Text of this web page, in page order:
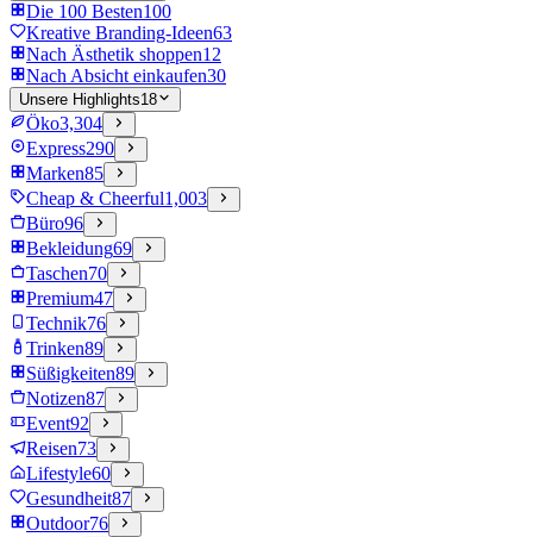
Die 100 Besten100
Kreative Branding-Ideen63
Nach Ästhetik shoppen12
Nach Absicht einkaufen30
Unsere Highlights18
Öko3,304
Express290
Marken85
Cheap & Cheerful1,003
Büro96
Bekleidung69
Taschen70
Premium47
Technik76
Trinken89
Süßigkeiten89
Notizen87
Event92
Reisen73
Lifestyle60
Gesundheit87
Outdoor76